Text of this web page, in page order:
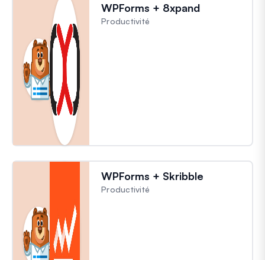
WPForms + 8xpand
Productivité
WPForms + Skribble
Productivité